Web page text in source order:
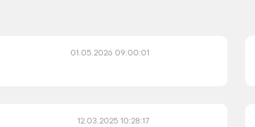
01.05.2026 09:00:01
12.03.2025 10:28:17